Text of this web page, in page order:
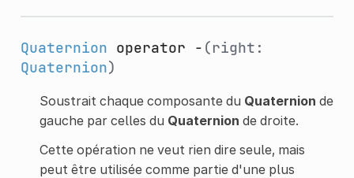
Quaternion operator - (right:
Quaternion)
Soustrait chaque composante du Quaternion de
gauche par celles du Quaternion de droite.
Cette opération ne veut rien dire seule, mais
peut être utilisée comme partie d'une plus